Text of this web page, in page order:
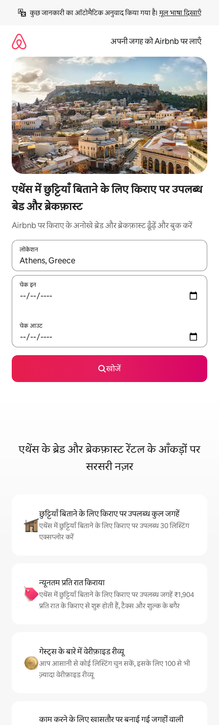
छोड़कर
कॉन्टेंट
कुछ जानकारी का ऑटोमैटिक अनुवाद किया गया है। मूल भाषा दिखाएँ
अपनी जगह को Airbnb पर लाएँ
एथेंस में छुट्टियाँ बिताने के लिए किराए पर उपलब्ध
बेड और ब्रेकफ़ास्ट
Airbnb पर किराए के अनोखे ब्रेड और ब्रेकफ़ास्ट ढूँढ़ें और बुक करें
लोकेशन
नतीजों के उपलब्ध होने पर, अप और डाउन 'ऐरो की' का इस्तेमाल करके नेविगेट
चेक इन
चेक आउट
खोजें
एथेंस के ब्रेड और ब्रेकफ़ास्ट रेंटल के आँकड़ों पर
सरसरी नज़र
छुट्टियाँ बिताने के लिए किराए पर उपलब्ध कुल जगहें
एथेंस में छुट्टियाँ बिताने के लिए किराए पर उपलब्ध 30 लिस्टिंग
एक्सप्लोर करें
न्यूनतम प्रति रात किराया
एथेंस में छुट्टियाँ बिताने के लिए किराए पर उपलब्ध जगहें ₹1,904
प्रति रात के किराए से शुरू होती हैं, टैक्स और शुल्क के बगैर
गेस्ट्स के बारे में वेरीफ़ाइड रीव्यू
आप आसानी से कोई लिस्टिंग चुन सकें, इसके लिए 100 से भी
ज़्यादा वेरीफ़ाइड रीव्यू
काम करने के लिए खासतौर पर बनाई गई जगहों वाली